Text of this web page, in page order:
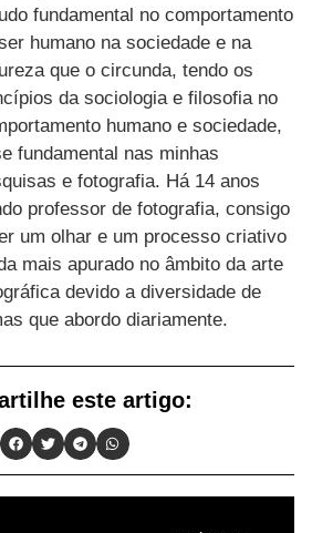
fundamental no comportamento
humano na sociedade e na
que o circunda, tendo os
da sociologia e filosofia no
humano e sociedade,
fundamental nas minhas
e fotografia. Há 14 anos
professor de fotografia, consigo
um olhar e um processo criativo
mais apurado no âmbito da arte
devido a diversidade de
que abordo diariamente.
este artigo: